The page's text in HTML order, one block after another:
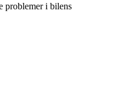
problemer i bilens